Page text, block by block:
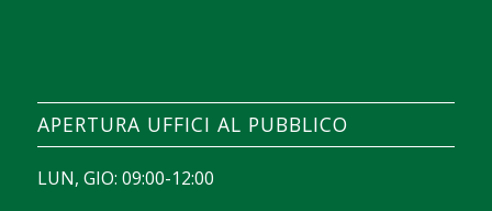
comment se déroule chaque manche avant
d’envisager une session avec de vraies mises.
APERTURA UFFICI AL PUBBLICO
LUN, GIO: 09:00-12:00